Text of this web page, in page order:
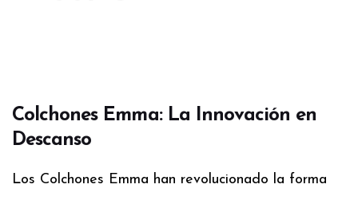
Colchones Emma: La Innovación en
Descanso
Los Colchones Emma han revolucionado la forma